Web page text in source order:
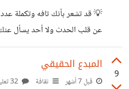
وسيطرة مكان من الأمكنة على
تكتشفه في نفسك عن طريق ما
💡 قد تشعر بأنك تافه وتكملة
عن قلب الحدث ولا أحد يسأل
أحد ولست من أهل القرار ولست
فيك لا يتمعن فيه أحد هذه مشاعر
9
المبدع الحقيقي
قبل 7 أشهر ثقافة